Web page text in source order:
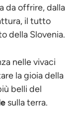
da offrire, dalla
il tutto
della Slovenia.
nelle vivaci
la gioia della
belli del
sulla terra.